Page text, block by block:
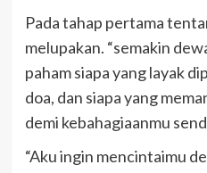
Pada tahap pertama
melupakan. “semakin
paham siapa yang layak
doa, dan siapa yang
demi kebahagiaanmu
“Aku ingin mencintaimu